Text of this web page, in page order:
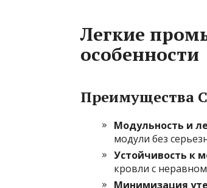
Легкие
особенности
Преимущества
Модульность и
модули без
Устойчивость к
кровли с
Минимизация